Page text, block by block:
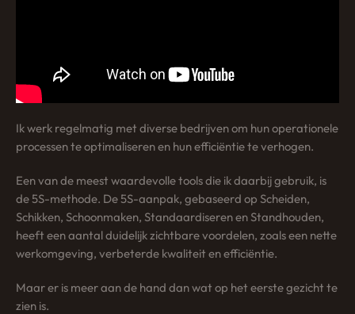
Ik werk regelmatig met diverse bedrijven om hun operationele
processen te optimaliseren en hun efficiëntie te verhogen.
Een van de meest waardevolle tools die ik daarbij gebruik, is
de 5S-methode. De 5S-aanpak, gebaseerd op Scheiden,
Schikken, Schoonmaken, Standaardiseren en Standhouden,
heeft een aantal duidelijk zichtbare voordelen, zoals een nette
werkomgeving, verbeterde kwaliteit en efficiëntie.
Maar er is meer aan de hand dan wat op het eerste gezicht te
zien is.